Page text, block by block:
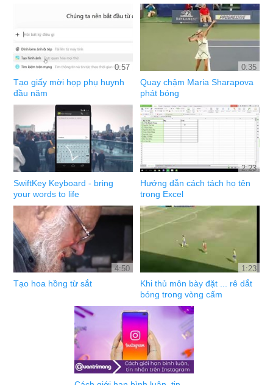
0:57
Tạo giấy mời họp phụ huynh
đầu năm
0:35
Quay chậm Maria Sharapova
phát bóng
SwiftKey Keyboard - bring
your words to life
2:23
Hướng dẫn cách tách họ tên
trong Excel
4:50
Tạo hoa hồng từ sắt
1:23
Khi thủ môn bày đặt ... rê dắt
bóng trong vòng cấm